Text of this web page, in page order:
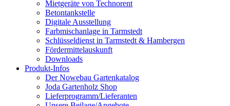
Mietgeräte von Technorent
Betontankstelle
Digitale Ausstellung
Farbmischanlage in Tarmstedt
Schlüsseldienst in Tarmstedt & Hambergen
Fördermittelauskunft
Downloads
Produkt-Infos
Der Nowebau Gartenkatalog
Joda Gartenholz Shop
Lieferprogramm/Lieferanten